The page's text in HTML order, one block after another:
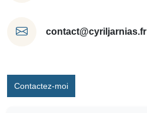
contact@cyriljarnias.fr
Contactez-moi